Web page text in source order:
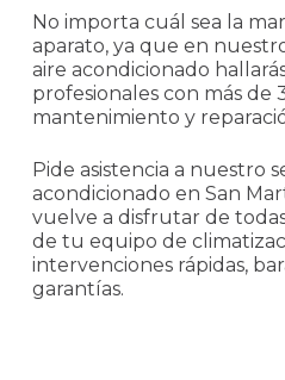
No importa cuál sea la
aparato, ya que en
aire acondicionado
profesionales con más de
mantenimiento y
Pide asistencia a nuestro
acondicionado en San
vuelve a disfrutar de
de tu equipo de
intervenciones rápidas,
garantías.